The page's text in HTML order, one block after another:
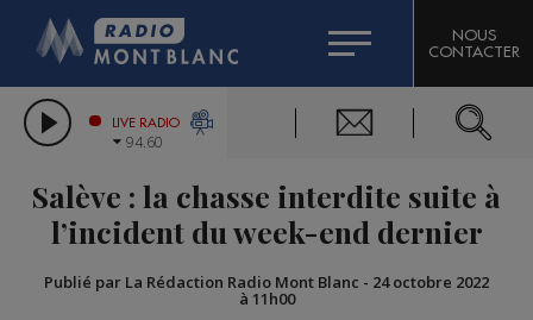
LES CHRONIQUES DE L'EXPERT
CITIZEN MACHINERY
GRAND MASSIF DOMAINES SKIABLES
BIGARD
COMPAGNIE DU MONT-BLANC
NOUS
CONTACTER
LIVE RADIO
94.60
Salève : la chasse interdite suite à
l’incident du week-end dernier
Publié par La Rédaction Radio Mont Blanc - 24 octobre 2022
à 11h00